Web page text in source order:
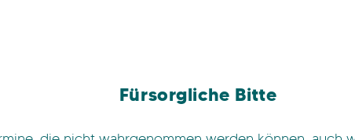
Fürsorgliche Bitte